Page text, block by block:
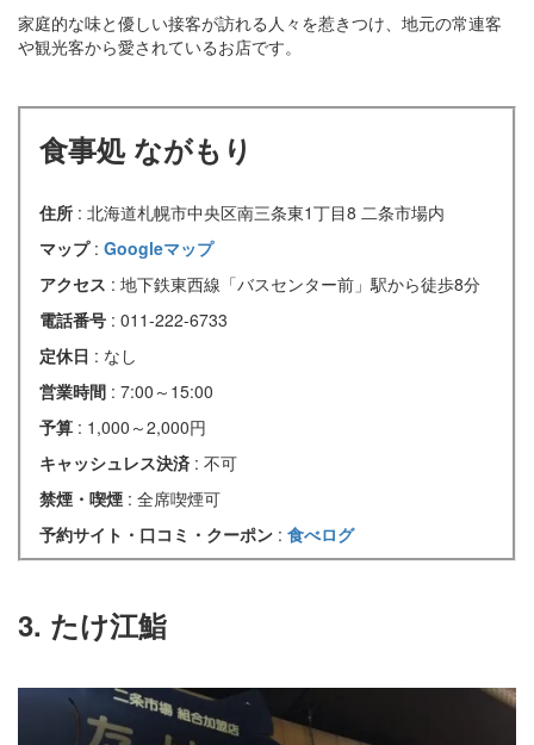
家庭的な味と優しい接客が訪れる人々を惹きつけ、地元の常連客
や観光客から愛されているお店です。
食事処 ながもり
住所 : 北海道札幌市中央区南三条東1丁目8 二条市場内
マップ : Googleマップ
アクセス : 地下鉄東西線「バスセンター前」駅から徒歩8分
電話番号 : 011-222-6733
定休日 : なし
営業時間 : 7:00～15:00
予算 : 1,000～2,000円
キャッシュレス決済 : 不可
禁煙・喫煙 : 全席喫煙可
予約サイト・口コミ・クーポン : 食べログ
3. たけ江鮨